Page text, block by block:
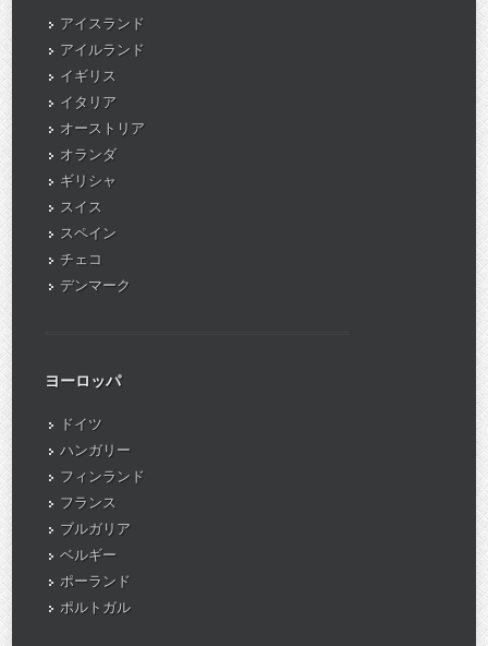
アイスランド
アイルランド
イギリス
イタリア
オーストリア
オランダ
ギリシャ
スイス
スペイン
チェコ
デンマーク
ヨーロッパ
ドイツ
ハンガリー
フィンランド
フランス
ブルガリア
ベルギー
ポーランド
ポルトガル